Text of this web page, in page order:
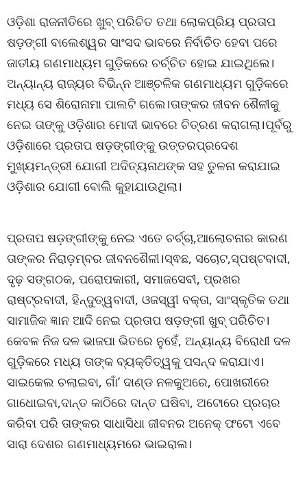
ଓଡ଼ିଶା ରାଜନୀତିରେ ଖୁବ୍ ପରିଚିତ ତଥା ଲୋକପ୍ରିୟ ପ୍ରତାପ
ଷଡ଼ଙ୍ଗୀ ବାଲେଶ୍ୱର ସାଂସଦ ଭାବରେ ନିର୍ବାଚିତ ହେବା ପରେ
ଜାତୀୟ ଗଣମାଧ୍ୟମ ଗୁଡ଼ିକରେ ଚର୍ଚ୍ଚିତ ହୋଇ ଯାଇଥିଲେ।
ଅନ୍ୟାନ୍ୟ ରାଜ୍ୟର ବିଭିନ୍ନ ଆଞ୍ଚଳିକ ଗଣମାଧ୍ୟମ ଗୁଡ଼ିକରେ
ମଧ୍ୟ ସେ ଶିରୋନାମା ପାଲଟି ଗଲେ।ତାଙ୍କର ଜୀବନ ଶୈଳୀକୁ
ନେଇ ତାଙ୍କୁ ଓଡ଼ିଶାର ମୋଦୀ ଭାବରେ ଚିତ୍ରଣ କରାଗଲା।ପୂର୍ବରୁ
ଓଡ଼ିଶାରେ ପ୍ରତାପ ଷଡ଼ଙ୍ଗୀଙ୍କୁ ଉତ୍ତରପ୍ରଦେଶ
ମୁଖ୍ୟମନ୍ତ୍ରୀ ଯୋଗୀ ଅଦିତ୍ୟନାଥଙ୍କ ସହ ତୁଳନା କରାଯାଇ
ଓଡ଼ିଶାର ଯୋଗୀ ବୋଲି କୁହାଯାଉଥିଲା।
ପ୍ରତାପ ଷଡ଼ଙ୍ଗୀଙ୍କୁ ନେଇ ଏତେ ଚର୍ଚ୍ଚା,ଆଲୋଚନାର କାରଣ
ତାଙ୍କର ନିରାଡ଼ମ୍ବର ଜୀବନଶୈଳୀ।ସ୍ଵଛ, ସଚୋଟ,ସ୍ପଷ୍ଟବାଦୀ,
ଦୃଢ଼ ସଙ୍ଗଠକ, ପରୋପକାରୀ, ସମାଜସେବୀ, ପ୍ରଖର
ରାଷ୍ଟ୍ରବାଦୀ, ହିନ୍ଦୁତ୍ୱବାଦୀ, ଓଜସ୍ୱୀ ବକ୍ତା, ସାଂସ୍କୃତିକ ତଥା
ସାମାଜିକ ଜ୍ଞାନ ଆଦି ନେଇ ପ୍ରତାପ ଷଡ଼ଙ୍ଗୀ ଖୁବ୍ ପରିଚିତ।
କେବଳ ନିଜ ଦଳ ଭାଜପା ଭିତରେ ନୁହେଁ, ଅନ୍ୟାନ୍ୟ ବିରୋଧୀ ଦଳ
ଗୁଡ଼ିକରେ ମଧ୍ୟ ତାଙ୍କ ବ୍ୟକ୍ତିତ୍ୱକୁ ପସନ୍ଦ କରାଯାଏ।
ସାଇକେଲ ଚଲାଇବା, ଗାଁ’ ଦାଣ୍ଡ ନଳକୁଅରେ, ପୋଖରୀରେ
ଗାଧୋଇବା,ଦାନ୍ତ କାଠିରେ ଦାନ୍ତ ଘଷିବା, ଅଟୋରେ ପ୍ରଚାର
କରିବା ପରି ତାଙ୍କର ସାଧାସିଧା ଜୀବନର ଅନେକ୍ ଫଟୋ ଏବେ
ସାରା ଦେଶର ଗଣମାଧ୍ୟମରେ ଭାଇରାଲ।